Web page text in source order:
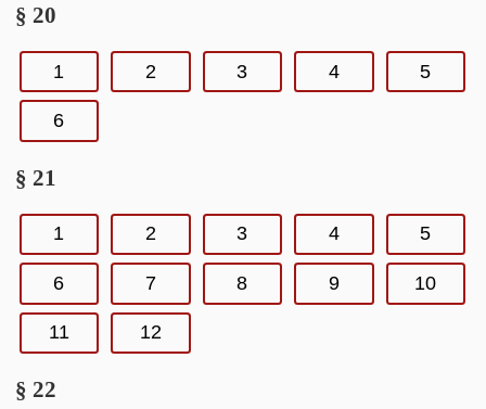
§ 20
1 2 3 4 5
6
§ 21
1 2 3 4 5
6 7 8 9 10
11 12
§ 22